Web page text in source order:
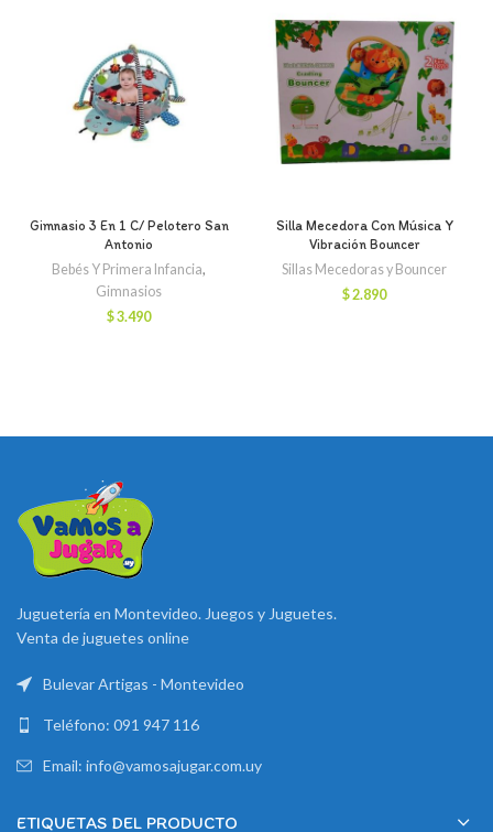
$ 2.890.$ 2.706.
Gimnasio 3 En 1 C/ Pelotero San
Antonio
Bebés Y Primera Infancia,
Gimnasios
$3.490
Silla Mecedora Con Música Y
Vibración Bouncer
Sillas Mecedoras y Bouncer
$2.890
Juguetería en Montevideo. Juegos y Juguetes.
Venta de juguetes online
Bulevar Artigas - Montevideo
Teléfono: 091 947 116
Email: info@vamosajugar.com.uy
ETIQUETAS DEL PRODUCTO